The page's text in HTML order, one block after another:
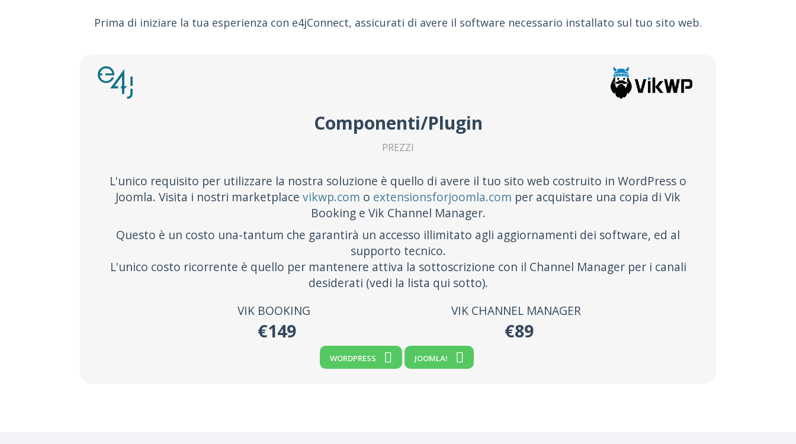
Prima di iniziare la tua esperienza con e4jConnect, assicurati di avere il software necessario installato sul tuo sito web.
Componenti/Plugin
PREZZI
L'unico requisito per utilizzare la nostra soluzione è quello di avere il tuo sito web costruito in WordPress o
Joomla. Visita i nostri marketplace vikwp.com o extensionsforjoomla.com per acquistare una copia di Vik
Booking e Vik Channel Manager.
Questo è un costo una-tantum che garantirà un accesso illimitato agli aggiornamenti dei software, ed al
supporto tecnico.
L'unico costo ricorrente è quello per mantenere attiva la sottoscrizione con il Channel Manager per i canali
desiderati (vedi la lista qui sotto).
VIK BOOKING
€149
VIK CHANNEL MANAGER
€89
WORDPRESS JOOMLA!